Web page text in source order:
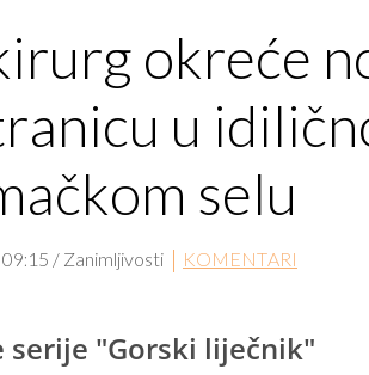
okreće
u
selu
/ Zanimljivosti KOMENTARI
serije "Gorski liječnik"